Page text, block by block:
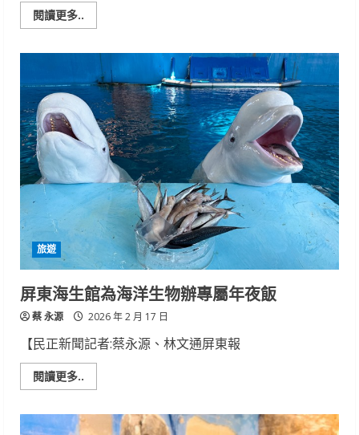
閱讀更多..
more
生
館
企
鵝
脫
下
舊
羽
新
裝
旅遊
屏東海生館為海洋生物辦專屬年夜飯
蔡 永源 2026 年 2 月 17 日
【民正新聞記者:蔡永源、林文通屏東報
閱讀更多..
more
東
海